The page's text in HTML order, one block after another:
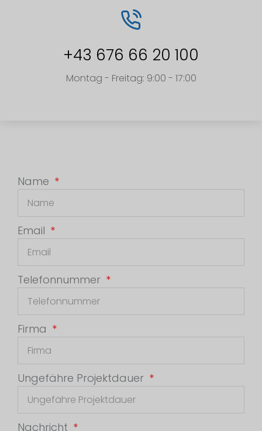
+43 676 66 20 100
Montag - Freitag: 9:00 - 17:00
Name
Email
Telefonnummer
Firma
Ungefähre Projektdauer
Nachricht